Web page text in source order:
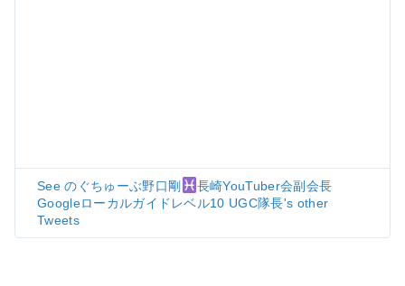
See のぐちゅーぶ野口剛
長崎YouTuber会副会長
Googleローカルガイドレベル10 UGC隊長's other
Tweets